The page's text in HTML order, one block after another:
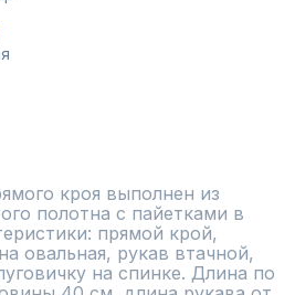
кроя выполнен из
полотна с пайетками в
прямой крой,
овальная, рукав втачной,
на спинке. Длина по